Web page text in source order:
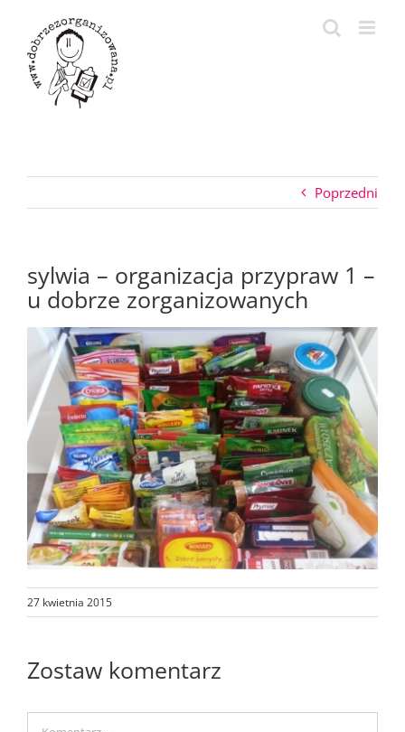
zawartości
Poprzedni
sylwia – organizacja przypraw 1 –
u dobrze zorganizowanych
27 kwietnia 2015
Zostaw komentarz